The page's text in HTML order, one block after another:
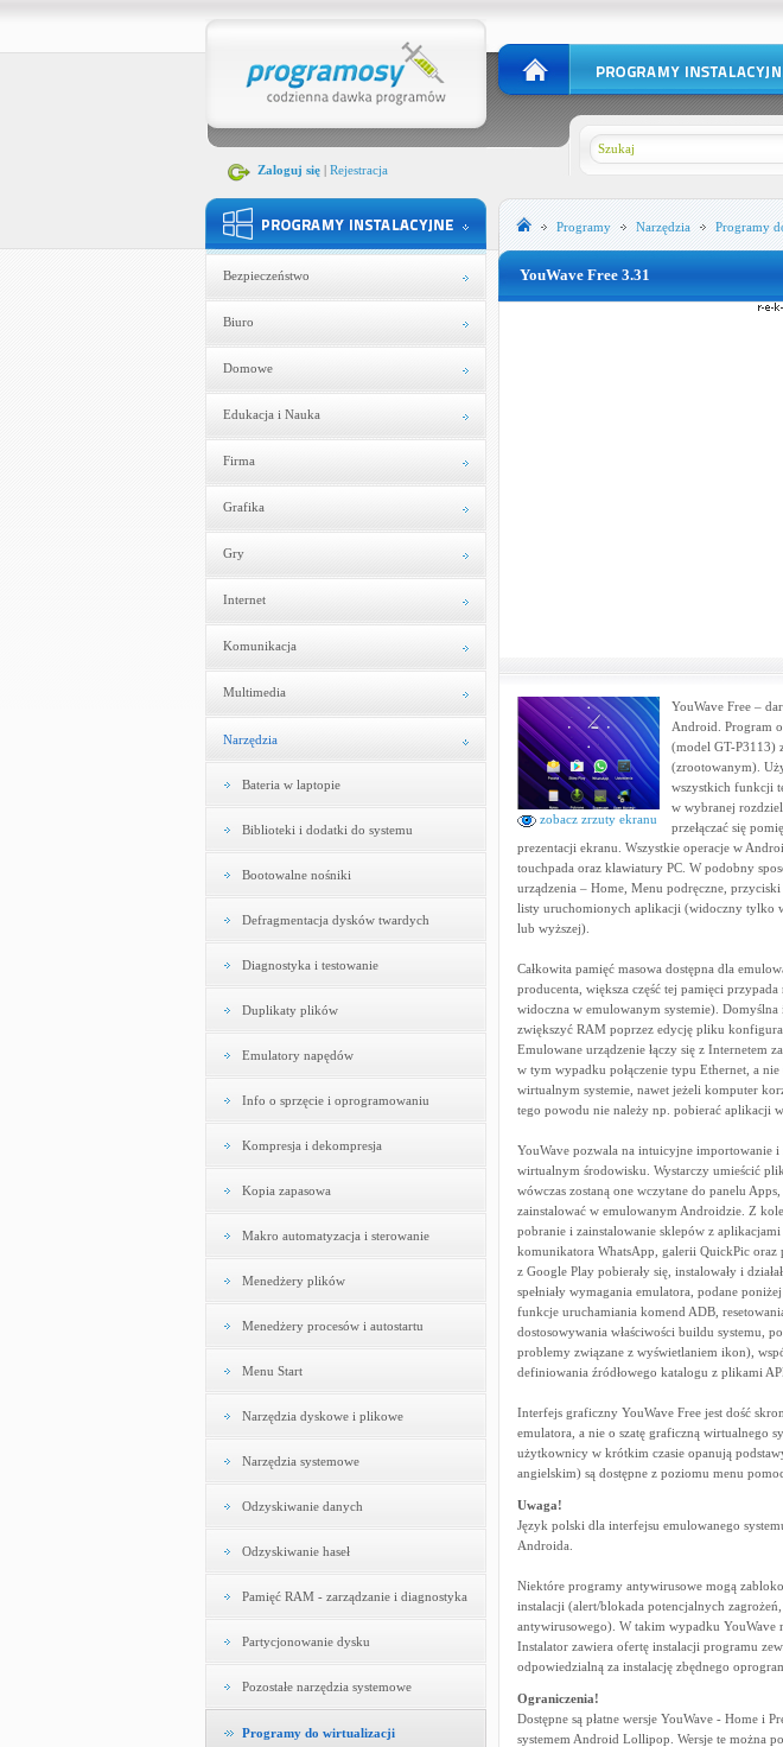
Zaloguj się| Rejestracja
Bezpieczeństwo
Biuro
Domowe
Edukacja i Nauka
Firma
Grafika
Gry
Internet
Komunikacja
Multimedia
Narzędzia
Bateria w laptopie
Biblioteki i dodatki do systemu
Bootowalne nośniki
Defragmentacja dysków twardych
Diagnostyka i testowanie
Duplikaty plików
Emulatory napędów
Info o sprzęcie i oprogramowaniu
Kompresja i dekompresja
Kopia zapasowa
Makro automatyzacja i sterowanie
Menedżery plików
Menedżery procesów i autostartu
Menu Start
Narzędzia dyskowe i plikowe
Narzędzia systemowe
Odzyskiwanie danych
Odzyskiwanie haseł
Pamięć RAM - zarządzanie i diagnostyka
Partycjonowanie dysku
Pozostałe narzędzia systemowe
Programy do wirtualizacji
Programy Narzędzia Programy
YouWave Free 3.31
zobacz zrzuty ekranu
YouWave Free –
Android. Program
(model GT-P3113)
(zrootowanym).
wszystkich funkcji
w wybranej
przełączać się
prezentacji ekranu. Wszystkie operacje w
touchpada oraz klawiatury PC. W podobny
urządzenia – Home, Menu podręczne,
listy uruchomionych aplikacji (widoczny tylko
lub wyższej).
Całkowita pamięć masowa dostępna dla
producenta, większa część tej pamięci
widoczna w emulowanym systemie).
zwiększyć RAM poprzez edycję pliku
Emulowane urządzenie łączy się z Internetem
w tym wypadku połączenie typu Ethernet, a
wirtualnym systemie, nawet jeżeli komputer
tego powodu nie należy np. pobierać aplikacji
YouWave pozwala na intuicyjne importowanie
wirtualnym środowisku. Wystarczy umieścić
wówczas zostaną one wczytane do panelu
zainstalować w emulowanym Androidzie. Z
pobranie i zainstalowanie sklepów z
komunikatora WhatsApp, galerii QuickPic
z Google Play pobierały się, instalowały i
spełniały wymagania emulatora, podane
funkcje uruchamiania komend ADB,
dostosowywania właściwości buildu systemu,
problemy związane z wyświetlaniem ikon),
definiowania źródłowego katalogu z plikami
Interfejs graficzny YouWave Free jest dość
emulatora, a nie o szatę graficzną wirtualnego
użytkownicy w krótkim czasie opanują
angielskim) są dostępne z poziomu menu
Uwaga!
Język polski dla interfejsu emulowanego
Androida.
Niektóre programy antywirusowe mogą
instalacji (alert/blokada potencjalnych
antywirusowego). W takim wypadku YouWave
Instalator zawiera ofertę instalacji programu
odpowiedzialną za instalację zbędnego
Ograniczenia!
Dostępne są płatne wersje YouWave - Home i
systemem Android Lollipop. Wersje te można